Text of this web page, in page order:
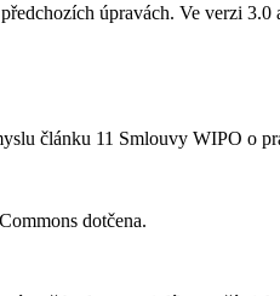
úpravách. Ve verzi 3.0
článku 11 Smlouvy WIPO o
dotčena.